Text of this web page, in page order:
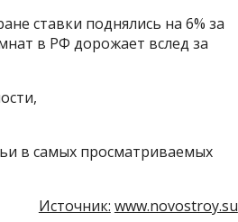
ставки поднялись на 6% за
в РФ дорожает вслед за
в самых просматриваемых
Источник: www.novostroy.su